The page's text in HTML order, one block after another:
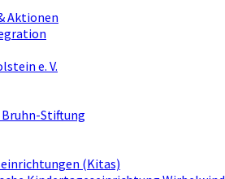
Aktionen
e. V.
Stiftung
(Kitas)